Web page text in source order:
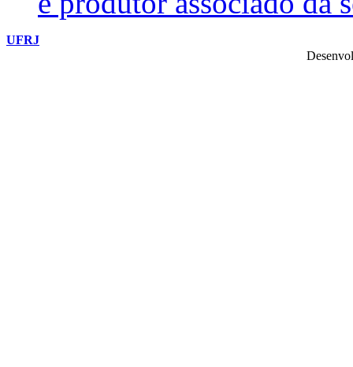
UFRJ